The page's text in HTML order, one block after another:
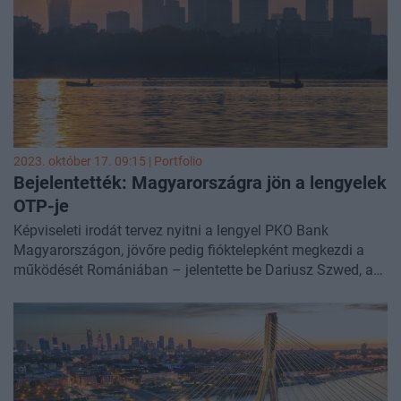
2023. október 17. 09:15 | Portfolio
Bejelentették: Magyarországra jön a lengyelek
OTP-je
Képviseleti irodát tervez nyitni a lengyel PKO Bank
Magyarországon, jövőre pedig fióktelepként megkezdi a
működését Romániában – jelentette be Dariusz Szwed, a